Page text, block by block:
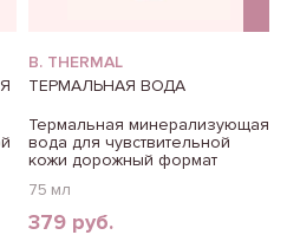
B. THERMAL
ТЕРМАЛЬНАЯ ВОДА
Термальная минерализующая
вода для чувствительной
кожи дорожный формат
75 мл
379 руб.